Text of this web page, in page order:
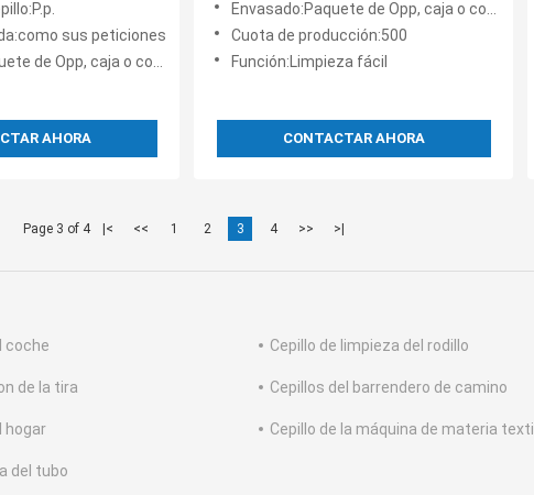
sus peticiones
Opp, caja o como su petición
AHORA
nylon
Envasado:Paquete de Opp, caja o como su petición
Cuota de producción:500
Función:Limpieza fácil
CONTACTAR AHORA
Page 3 of 4 |< << 1 2 3 4 >> >|
coche Cepillo de limpieza del rodillo
de la tira Cepillos del barrendero de camino
hogar Cepillo de la máquina de materia textil
del tubo